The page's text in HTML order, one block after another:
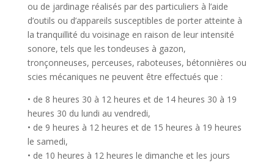
ou de jardinage réalisés par des particuliers à l’aide
d’outils ou d’appareils susceptibles de porter atteinte à
la tranquillité du voisinage en raison de leur intensité
sonore, tels que les tondeuses à gazon,
tronçonneuses, perceuses, raboteuses, bétonnières ou
scies mécaniques ne peuvent être effectués que :
• de 8 heures 30 à 12 heures et de 14 heures 30 à 19
heures 30 du lundi au vendredi,
• de 9 heures à 12 heures et de 15 heures à 19 heures
le samedi,
• de 10 heures à 12 heures le dimanche et les jours